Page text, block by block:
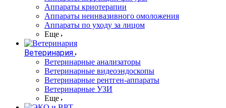
Аппараты криотерапии
Аппараты неинвазивного омоложения
Аппараты по уходу за лицом
Еще
Ветеринария
Ветеринарные анализаторы
Ветеринарные видеоэндоскопы
Ветеринарные рентген-аппараты
Ветеринарные УЗИ
Еще